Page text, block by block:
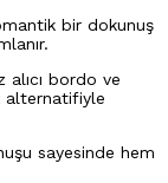
bir dokunuş
alıcı bordo ve
alternatifiyle
sayesinde hem